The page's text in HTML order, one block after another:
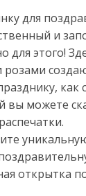
для
и
этого!
вы можете
открытка